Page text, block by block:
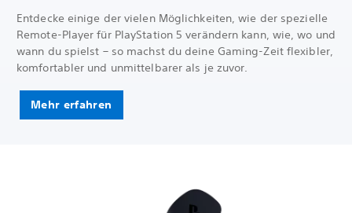
Entdecke einige der vielen Möglichkeiten, wie der spezielle
Remote-Player für PlayStation 5 verändern kann, wie, wo und
wann du spielst – so machst du deine Gaming-Zeit flexibler,
komfortabler und unmittelbarer als je zuvor.
Mehr erfahren